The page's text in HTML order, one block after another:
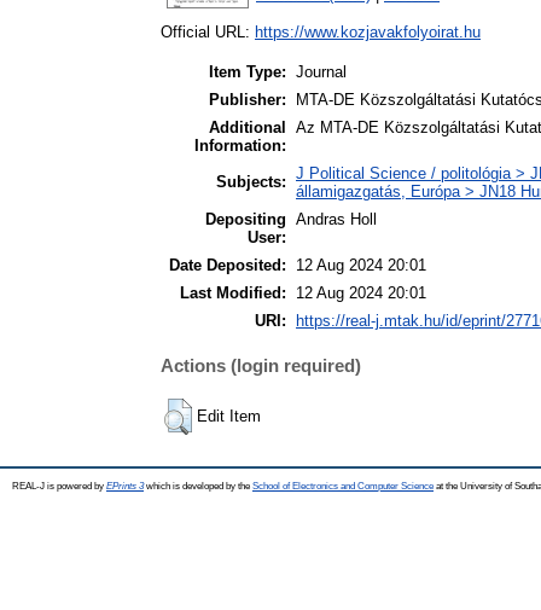
Official URL: https://www.kozjavakfolyoirat.hu
Item Type: Journal
Publisher:
MTA-DE Közszolgáltatási
Additional
Information:
Az MTA-DE Közszolgáltatási
Subjects: J Political Science / politológia >
államigazgatás, Európa > JN18
Depositing
User:
Andras Holl
Date Deposited:
12 Aug 2024 20:01
Last Modified:
12 Aug 2024 20:01
URI:
https://real-j.mtak.hu/id/eprint/
Actions (login required)
Edit Item
REAL-J is powered by EPrints 3which is developed by the School of Electronics and Computer Science at the University of